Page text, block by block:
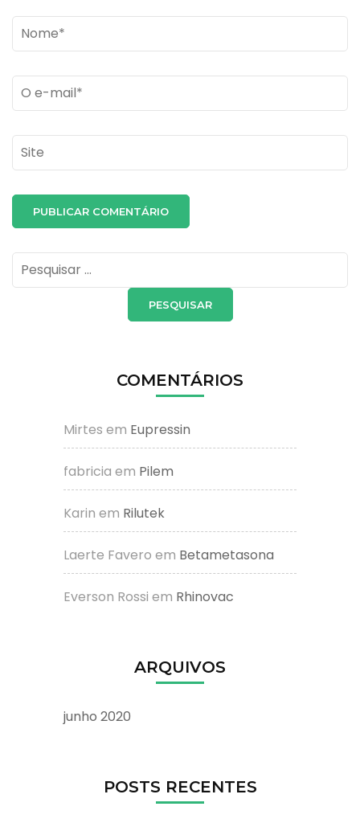
Name*
Email *
Site
Pesquisar
por:
COMENTÁRIOS
Mirtes em Eupressin
fabricia em Pilem
Karin em Rilutek
Laerte Favero em Betametasona
Everson Rossi em Rhinovac
ARQUIVOS
junho 2020
POSTS RECENTES